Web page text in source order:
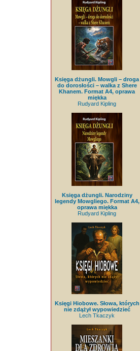
Księga dżungli. Mowgli – droga
do dorosłości – walka z Shere
Khanem. Format A4, oprawa
miękka
Rudyard Kipling
Księga dżungli. Narodziny
legendy Mowgliego. Format A4,
oprawa miękka
Rudyard Kipling
Księgi Hiobowe. Słowa, których
nie zdążył wypowiedzieć
Lech Tkaczyk